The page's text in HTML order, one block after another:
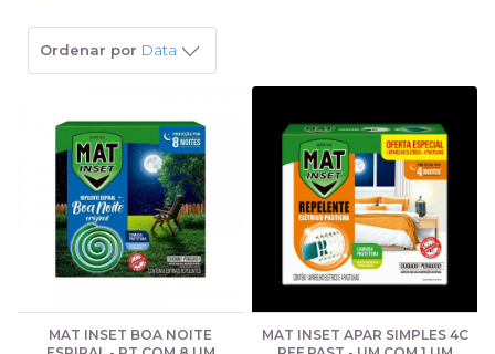
Ordenar por Data
MAT INSET BOA NOITE
MAT INSET APAR SIMPLES 4C